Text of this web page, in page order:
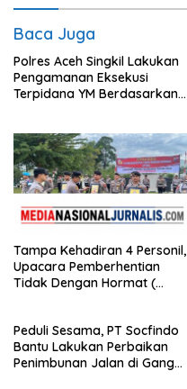
Baca Juga
Polres Aceh Singkil Lakukan
Pengamanan Eksekusi
Terpidana YM Berdasarkan
Tampa Kehadiran 4 Personil,
Upacara Pemberhentian
Tidak Dengan Hormat (
Peduli Sesama, PT Socfindo
Bantu Lakukan Perbaikan
Penimbunan Jalan di Gang